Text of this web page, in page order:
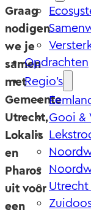
Opdrachten
Regio’s
Gooi &
Utrecht
Graag
nodigen
we je
samen
met
Gemeente
Utrecht,
Lokalis
en
Pharos
uit voor
een